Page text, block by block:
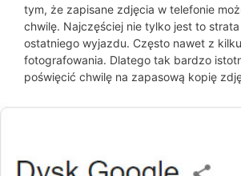
tym, że zapisane zdjęcia w telefonie
chwilę. Najczęściej nie tylko jest to
ostatniego wyjazdu. Często nawet z
fotografowania. Dlatego tak bardzo
poświęcić chwilę na zapasową kopię